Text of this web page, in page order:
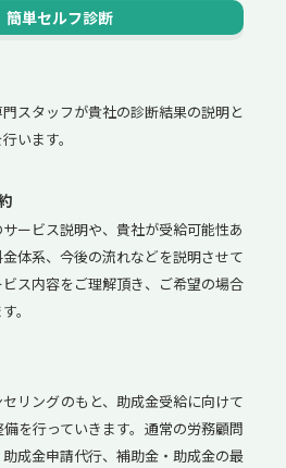
簡単セルフ診断
スタッフが貴社の診断結果の説明と
います。
ービス説明や、貴社が受給可能性あ
体系、今後の流れなどを説明させて
ス内容をご理解頂き、ご希望の場合
。
リングのもと、助成金受給に向けて
を行っていきます。通常の労務顧問
成金申請代行、補助金・助成金の最